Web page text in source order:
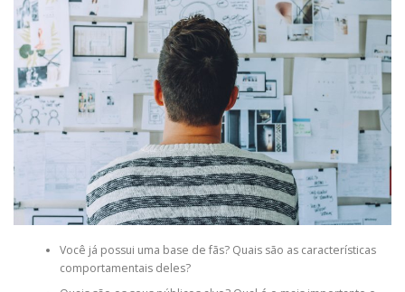
Você já possui uma base de fãs? Quais são as características
comportamentais deles?